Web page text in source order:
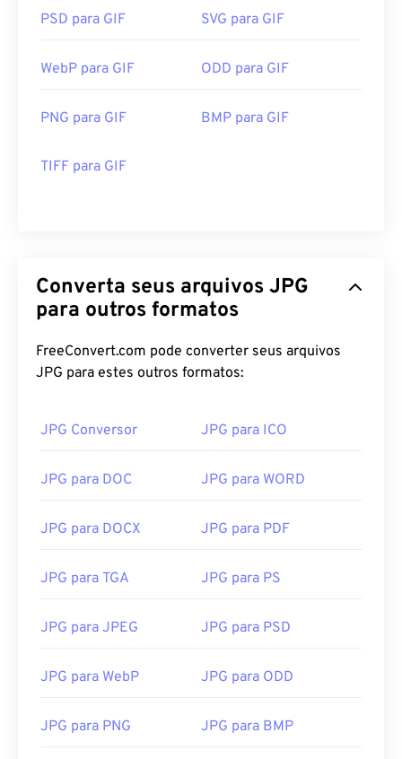
PSD para GIF SVG para GIF
WebP para GIF ODD para GIF
PNG para GIF BMP para GIF
TIFF para GIF
Converta seus arquivos JPG
para outros formatos
FreeConvert.com pode converter seus arquivos
JPG para estes outros formatos:
JPG Conversor JPG para ICO
JPG para DOC JPG para WORD
JPG para DOCX JPG para PDF
JPG para TGA JPG para PS
JPG para JPEG JPG para PSD
JPG para WebP JPG para ODD
JPG para PNG JPG para BMP